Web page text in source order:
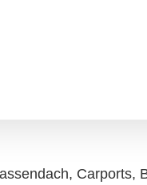
Carports,